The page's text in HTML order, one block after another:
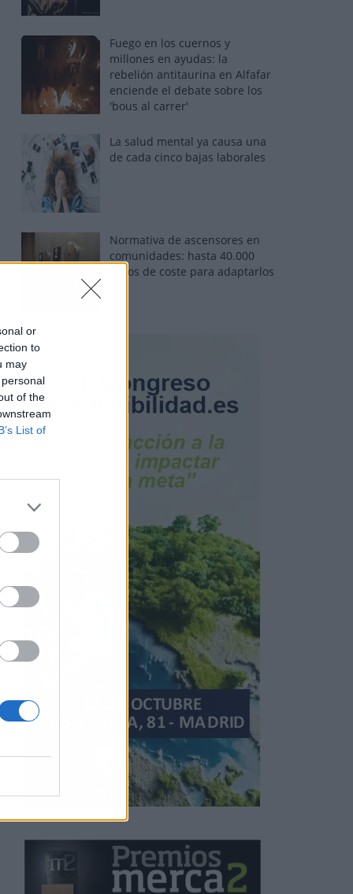
or
to
may
of the
List of
Fuego en los cuernos y
millones en ayudas: la
rebelión antitaurina en Alfafar
enciende el debate sobre los
'bous al carrer'
La salud mental ya causa una
de cada cinco bajas laborales
Normativa de ascensores en
comunidades: hasta 40.000
euros de coste para adaptarlos